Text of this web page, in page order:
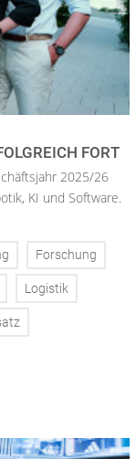
FORT
2025/26
KI und Software.
Forschung
Logistik